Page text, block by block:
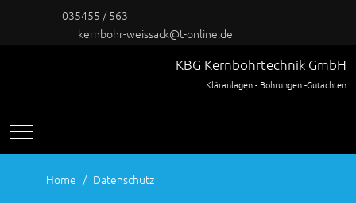
035455 / 563
kernbohr-weissack@t-online.de
KBG Kernbohrtechnik GmbH
Kläranlagen - Bohrungen -Gutachten
Mobile Menu Toggle
Home Datenschutz